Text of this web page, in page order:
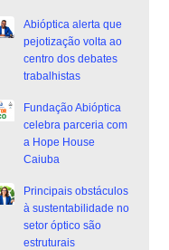
Abióptica alerta que
pejotização volta ao
centro dos debates
trabalhistas
Fundação Abióptica
celebra parceria com
a Hope House
Caiuba
Principais obstáculos
à sustentabilidade no
setor óptico são
estruturais